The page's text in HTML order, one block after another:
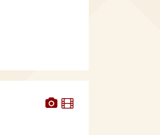
DieserDieser